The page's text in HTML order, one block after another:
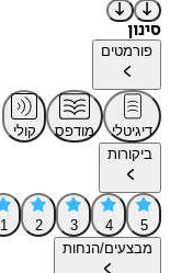
סינון
פורמטים
דיגיטלי מודפס
קולי
ביקורות
5
4
3
2
1
מבצעים/הנחות